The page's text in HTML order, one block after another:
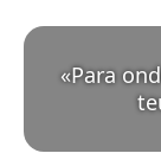
«Para